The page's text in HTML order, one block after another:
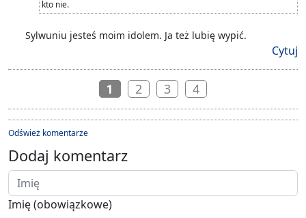
kto nie.
Sylwuniu jesteś moim idolem. Ja też lubię wypić.
Cytuj
1 2 3 4
Odśwież komentarze
Dodaj komentarz
Imię (obowiązkowe)